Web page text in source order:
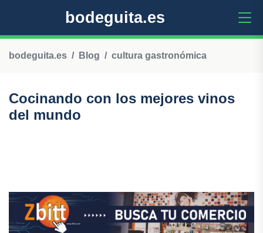
bodeguita.es
bodeguita.es Blog cultura gastronómica
Cocinando con los mejores vinos
del mundo